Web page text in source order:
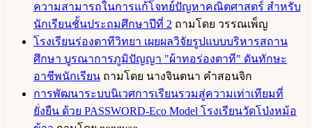
ความสามารถในการแก้โจทย์ปัญหาคณิตศาสตร์ สำหรับ
นักเรียนชั้นประถมศึกษาปีที่ 2 ถามโดย วรรณเพ็ญ
โรงเรียนร่องตาทีวิทยา เผยผลวิจัยรูปแบบบริหารสถาน
ศึกษา บูรณาการภูมิปัญญา "ผ้าทอร่องตาที" ดันทักษะ
อาชีพนักเรียน ถามโดย นางจินตนา คำสอนจิก
การพัฒนาระบบนิเวศการเรียนรวมสู่ความเท่าเทียมที่
ยั่งยืน ด้วย PASSWORD-Eco Model โรงเรียนวัดโป่งหม้อ